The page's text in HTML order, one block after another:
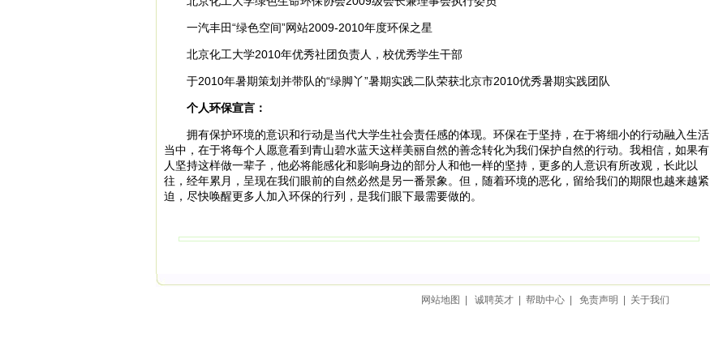
一汽丰田“绿色空间”网站2009-2010年度环保之星
北京化工大学2010年优秀社团负责人，校优秀学生干部
于2010年暑期策划并带队的“绿脚丫”暑期实践二队荣获北京市2010优秀暑期实践团队
个人环保宣言：
拥有保护环境的意识和行动是当代大学生社会责任感的体现。环保在于坚持，在于将细小的行动融入生活
当中，在于将每个人愿意看到青山碧水蓝天这样美丽自然的善念转化为我们保护自然的行动。我相信，如果有
人坚持这样做一辈子，他必将能感化和影响身边的部分人和他一样的坚持，更多的人意识有所改观，长此以
往，经年累月，呈现在我们眼前的自然必然是另一番景象。但，随着环境的恶化，留给我们的期限也越来越紧
迫，尽快唤醒更多人加入环保的行列，是我们眼下最需要做的。
网站地图 诚聘英才 帮助中心 免责声明 关于我们